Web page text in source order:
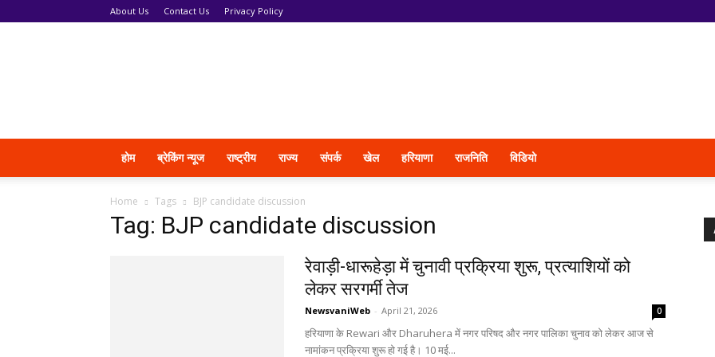
About Us Contact Us Privacy Policy
होम ब्रेकिंग न्यूज राष्ट्रीय राज्य संपर्क खेल हरियाणा राजनिति विडियो
Home Tags BJP candidate discussion
Tag: BJP candidate discussion
रेवाड़ी-धारूहेड़ा में चुनावी प्रक्रिया शुरू, प्रत्याशियों को
लेकर सरगर्मी तेज
NewsvaniWeb - April 21, 2026 0
हरियाणा के Rewari और Dharuhera में नगर परिषद और नगर पालिका चुनाव को लेकर आज से
नामांकन प्रक्रिया शुरू हो गई है। 10 मई...